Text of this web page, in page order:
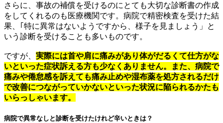
さらに、事故の補償を受けるのにとても大切な診断書の作成
をしてくれるのも医療機関です。病院で精密検査を受けた結
果、｢特に異常はないようですから、様子を見ましょう」と
いう診断を受けることも多いものです。
ですが、 実際には首や肩に痛みがあり体がだるくて仕方がな
いといった症状訴える方も少なくありません。また、病院で
痛みや倦怠感を訴えても痛み止めや湿布薬を処方されるだけ
で改善につながっていかないといった状況に陥られるかたも
いらっしゃいます。
病院で異常なしと診断を受けたけれど辛いときは？